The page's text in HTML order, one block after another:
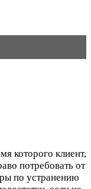
которого клиент,
потребовать от
по устранению